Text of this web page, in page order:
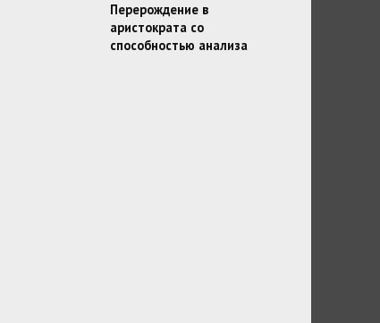
Перерождение в
аристократа со
способностью анализа